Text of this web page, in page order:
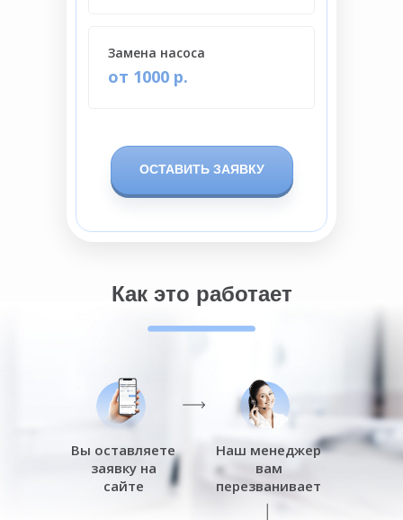
Как это работает
ОСТАВИТЬ ЗАЯВКУ
от 1000 р.
Замена насоса
Наш менеджер
вам
перезванивает
Вы оставляете
заявку на
сайте